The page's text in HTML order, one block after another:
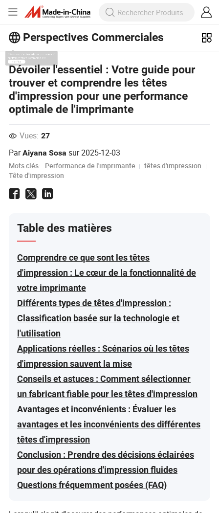
Perspectives Commerciales
Découvrez d'autres articles populaires
sur Perspectives Commerciales !
Voir Plus
Dévoiler l'essentiel : Votre guide pour
trouver et comprendre les têtes
d'impression pour une performance
optimale de l'imprimante
Vues: 27
ParAiyana Sosa sur2025-12-03
Mots clés: Performance de l'imprimante
têtes d'impression
Tête d'impression
Table des matières
Comprendre ce que sont les têtes
d'impression : Le cœur de la fonctionnalité de
votre imprimante
Différents types de têtes d'impression :
Classification basée sur la technologie et
l'utilisation
Applications réelles : Scénarios où les têtes
d'impression sauvent la mise
Conseils et astuces : Comment sélectionner
un fabricant fiable pour les têtes d'impression
Avantages et inconvénients : Évaluer les
avantages et les inconvénients des différentes
têtes d'impression
Conclusion : Prendre des décisions éclairées
pour des opérations d'impression fluides
Questions fréquemment posées (FAQ)